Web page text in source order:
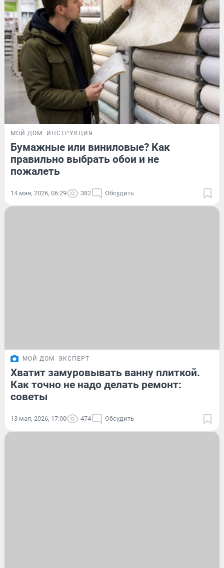
МОЙ ДОМ ИНСТРУКЦИЯ
Бумажные или виниловые? Как
правильно выбрать обои и не
пожалеть
14 мая, 2026, 06:29 382 Обсудить
МОЙ ДОМ ЭКСПЕРТ
Хватит замуровывать ванну плиткой.
Как точно не надо делать ремонт:
советы
13 мая, 2026, 17:00 474 Обсудить